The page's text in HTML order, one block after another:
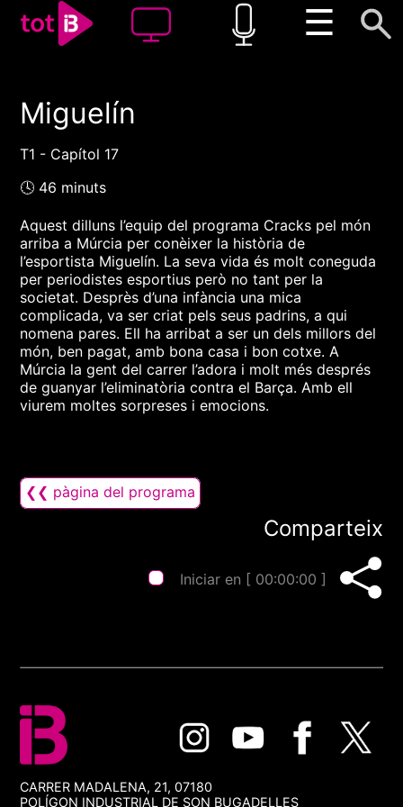
☰
00:00 00:00
Miguelín
T1 - Capítol 17
🕓 46 minuts
Aquest dilluns l’equip del programa Cracks pel món
arriba a Múrcia per conèixer la història de
l’esportista Miguelín. La seva vida és molt coneguda
per periodistes esportius però no tant per la
societat. Desprès d’una infància una mica
complicada, va ser criat pels seus padrins, a qui
nomena pares. Ell ha arribat a ser un dels millors del
món, ben pagat, amb bona casa i bon cotxe. A
Múrcia la gent del carrer l’adora i molt més després
de guanyar l’eliminatòria contra el Barça. Amb ell
viurem moltes sorpreses i emocions.
❮❮ pàgina del programa
Comparteix
Iniciar en [ 00:00:00 ]
CARRER MADALENA, 21, 07180
POLÍGON INDUSTRIAL DE SON BUGADELLES